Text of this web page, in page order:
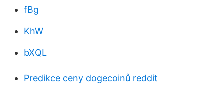
fBg
KhW
bXQL
Predikce ceny dogecoinů reddit